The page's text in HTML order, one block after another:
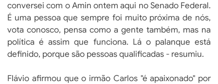
conversei com o Amin ontem aqui no Senado Federal.
É uma pessoa que sempre foi muito próxima de nós,
vota conosco, pensa como a gente também, mas na
política é assim que funciona. Lá o palanque está
definido, porque são pessoas qualificadas - resumiu.
Flávio afirmou que o irmão Carlos "é apaixonado" por